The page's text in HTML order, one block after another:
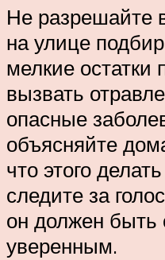
Не разрешайте
на улице
мелкие
вызвать
опасные
объясняйте
что этого
следите за
он должен быть
уверенным.